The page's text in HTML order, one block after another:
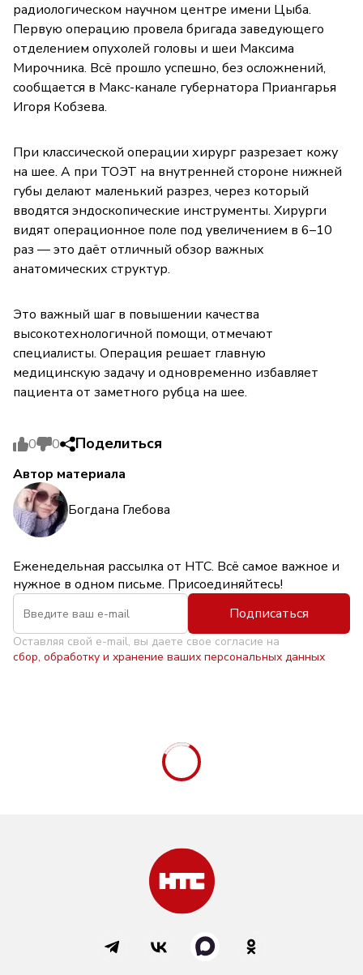
радиологическом научном центре имени Цыба.
Первую операцию провела бригада заведующего
отделением опухолей головы и шеи Максима
Мирочника. Всё прошло успешно, без осложнений,
сообщается в Макс-канале губернатора Приангарья
Игоря Кобзева.
При классической операции хирург разрезает кожу
на шее. А при ТОЭТ на внутренней стороне нижней
губы делают маленький разрез, через который
вводятся эндоскопические инструменты. Хирурги
видят операционное поле под увеличением в 6–10
раз — это даёт отличный обзор важных
анатомических структур.
Это важный шаг в повышении качества
высокотехнологичной помощи, отмечают
специалисты. Операция решает главную
медицинскую задачу и одновременно избавляет
пациента от заметного рубца на шее.
0 0 Поделиться
Автор материала
Богдана Глебова
Еженедельная рассылка от НТС. Всё самое важное и
нужное в одном письме. Присоединяйтесь!
Подписаться
Оставляя свой e-mail, вы даете свое согласие на
сбор, обработку и хранение ваших персональных данных